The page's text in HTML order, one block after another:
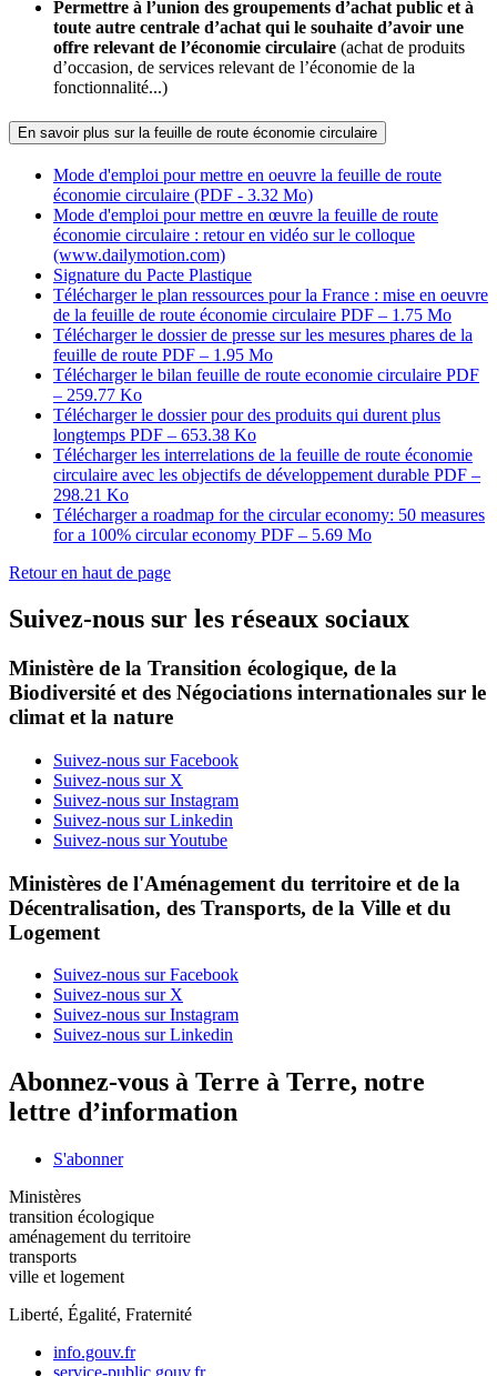
Permettre à l’union des groupements d’achat public et à
toute autre centrale d’achat qui le souhaite d’avoir une
offre relevant de l’économie circulaire (achat de produits
d’occasion, de services relevant de l’économie de la
fonctionnalité...)
En savoir plus sur la feuille de route économie circulaire
Mode d'emploi pour mettre en oeuvre la feuille de route
économie circulaire (PDF - 3.32 Mo)
Mode d'emploi pour mettre en œuvre la feuille de route
économie circulaire : retour en vidéo sur le colloque
(www.dailymotion.com)
Signature du Pacte Plastique
Télécharger le plan ressources pour la France : mise en oeuvre
de la feuille de route économie circulaire PDF – 1.75 Mo
Télécharger le dossier de presse sur les mesures phares de la
feuille de route PDF – 1.95 Mo
Télécharger le bilan feuille de route economie circulaire PDF
– 259.77 Ko
Télécharger le dossier pour des produits qui durent plus
longtemps PDF – 653.38 Ko
Télécharger les interrelations de la feuille de route économie
circulaire avec les objectifs de développement durable PDF –
298.21 Ko
Télécharger a roadmap for the circular economy: 50 measures
for a 100% circular economy PDF – 5.69 Mo
Retour en haut de page
Suivez-nous sur les réseaux sociaux
Ministère de la Transition écologique, de la
Biodiversité et des Négociations internationales sur le
climat et la nature
Suivez-nous sur Facebook
Suivez-nous sur X
Suivez-nous sur Instagram
Suivez-nous sur Linkedin
Suivez-nous sur Youtube
Ministères de l'Aménagement du territoire et de la
Décentralisation, des Transports, de la Ville et du
Logement
Suivez-nous sur Facebook
Suivez-nous sur X
Suivez-nous sur Instagram
Suivez-nous sur Linkedin
Abonnez-vous à Terre à Terre, notre
lettre d’information
S'abonner
Ministères
transition écologique
aménagement du territoire
transports
ville et logement
Liberté, Égalité, Fraternité
info.gouv.fr